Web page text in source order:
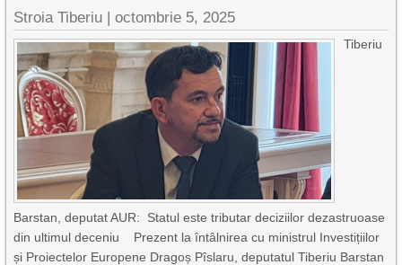
Stroia Tiberiu |octombrie 5, 2025
Tiberiu
Barstan, deputat AUR: Statul este tributar deciziilor dezastruoase
din ultimul deceniu Prezent la întâlnirea cu ministrul Investițiilor
și Proiectelor Europene Dragoș Pîslaru, deputatul Tiberiu Barstan